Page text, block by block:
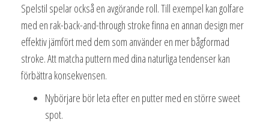
Spelstil spelar också en avgörande roll. Till exempel kan golfare
med en rak-back-and-through stroke finna en annan design mer
effektiv jämfört med dem som använder en mer bågformad
stroke. Att matcha puttern med dina naturliga tendenser kan
förbättra konsekvensen.
Nybörjare bör leta efter en putter med en större sweet
spot.